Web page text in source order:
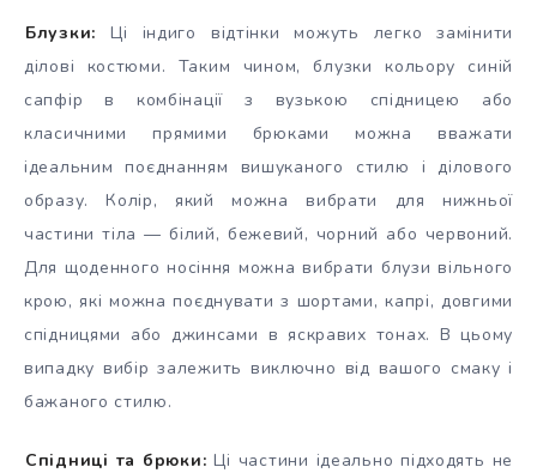
Блузки: Ці індиго відтінки можуть легко замінити
ділові костюми. Таким чином, блузки кольору синій
сапфір в комбінації з вузькою спідницею або
класичними прямими брюками можна вважати
ідеальним поєднанням вишуканого стилю і ділового
образу. Колір, який можна вибрати для нижньої
частини тіла — білий, бежевий, чорний або червоний.
Для щоденного носіння можна вибрати блузи вільного
крою, які можна поєднувати з шортами, капрі, довгими
спідницями або джинсами в яскравих тонах. В цьому
випадку вибір залежить виключно від вашого смаку і
бажаного стилю.
Спідниці та брюки: Ці частини ідеально підходять не